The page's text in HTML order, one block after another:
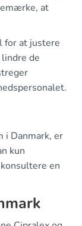
at
for at justere
de
i Danmark, er
kun
en